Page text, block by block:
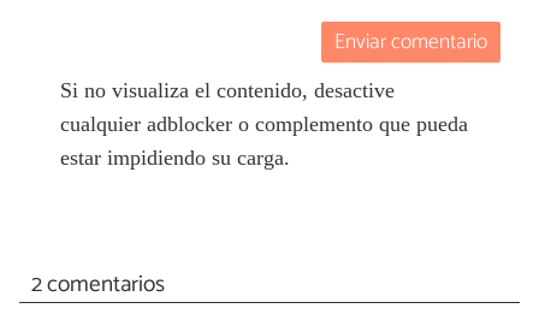
Enviar comentario
Si no visualiza el contenido, desactive
cualquier adblocker o complemento que pueda
estar impidiendo su carga.
2 comentarios